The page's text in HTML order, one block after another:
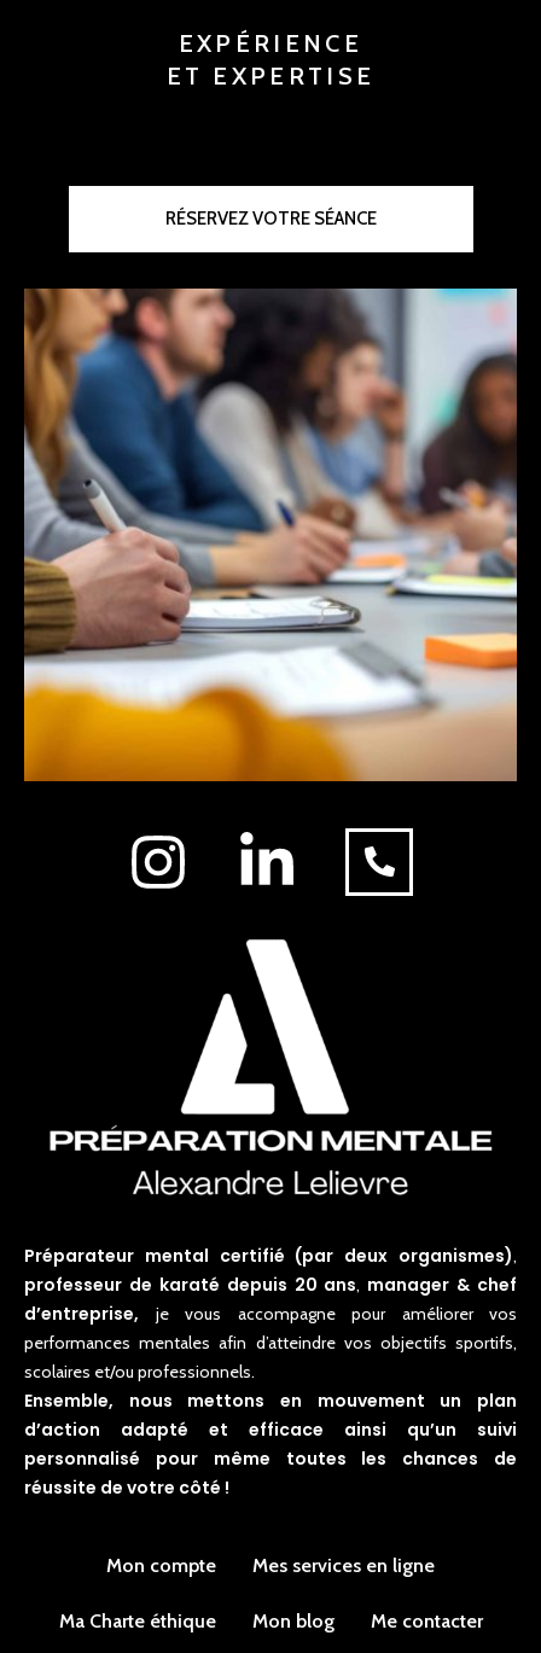
EXPÉRIENCE
ET EXPERTISE
RÉSERVEZ VOTRE SÉANCE
Préparateur mental certifié (par deux organismes),
professeur de karaté depuis 20 ans, manager & chef
d’entreprise, je vous accompagne pour améliorer vos
performances mentales afin d’atteindre vos objectifs sportifs,
scolaires et/ou professionnels.
Ensemble, nous mettons en mouvement un plan
d’action adapté et efficace ainsi qu’un suivi
personnalisé pour même toutes les chances de
réussite de votre côté !
Mon compte Mes services en ligne
Ma Charte éthique Mon blog Me contacter